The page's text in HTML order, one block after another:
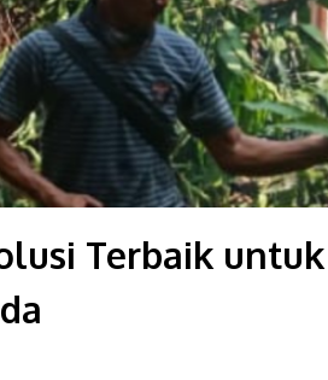
Terbaik untuk